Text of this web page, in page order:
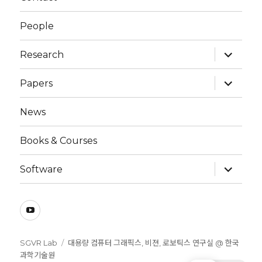
People
Research
expand
child
menu
Papers
expand
child
menu
News
Books & Courses
Software
expand
child
menu
SGVR
SGVR Lab
대용량 컴퓨터 그래픽스, 비젼, 로보틱스 연구실 @ 한국
과학기술원